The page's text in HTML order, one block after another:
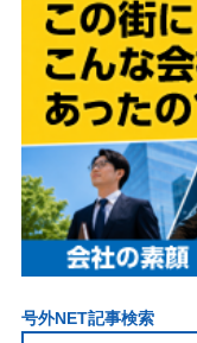
号外NET記事検索